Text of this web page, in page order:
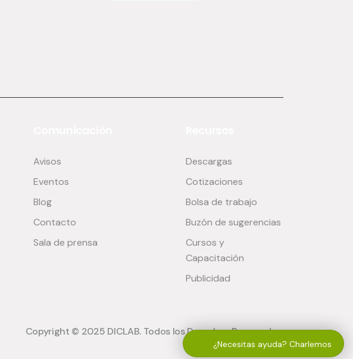
Avisos
Eventos
Blog
Contacto
Sala de prensa
Descargas
Cotizaciones
Bolsa de trabajo
Buzón de sugerencias
Cursos y
Capacitación
Publicidad
Copyright © 2025 DICLAB. Todos los Derechos Reservados.
¿Necesitas ayuda? Charlemos